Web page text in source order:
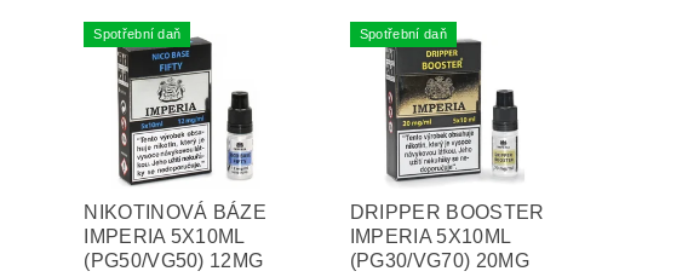
Spotřební daň
NIKOTINOVÁ BÁZE
IMPERIA 5X10ML
(PG50/VG50) 12MG
Spotřební daň
DRIPPER BOOSTER
IMPERIA 5X10ML
(PG30/VG70) 20MG